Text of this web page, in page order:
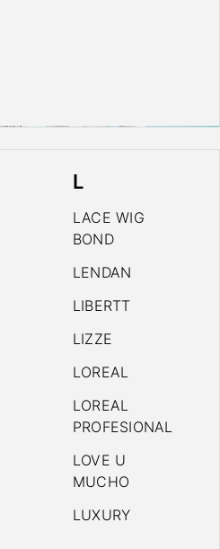
L
LACE WIG
BOND
LENDAN
LIBERTT
LIZZE
LOREAL
LOREAL
PROFESIONAL
LOVE U
MUCHO
LUXURY